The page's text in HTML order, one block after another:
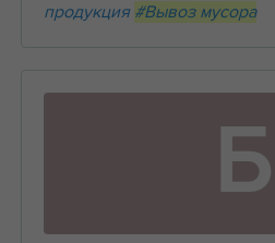
продукция #Вывоз мусора
Б